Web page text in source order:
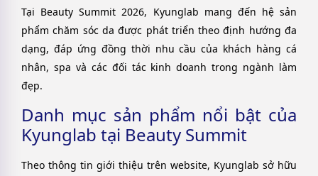
Tại Beauty Summit 2026, Kyunglab mang đến hệ sản
phẩm chăm sóc da được phát triển theo định hướng đa
dạng, đáp ứng đồng thời nhu cầu của khách hàng cá
nhân, spa và các đối tác kinh doanh trong ngành làm
đẹp.
Danh mục sản phẩm nổi bật của
Kyunglab tại Beauty Summit
Theo thông tin giới thiệu trên website, Kyunglab sở hữu